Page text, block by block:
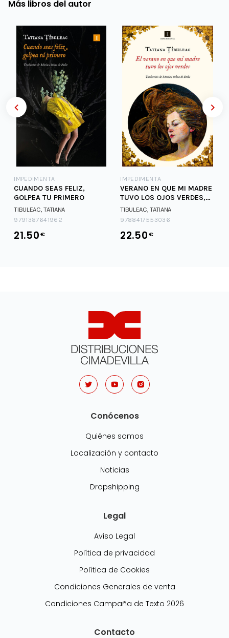
Más libros del autor
IMPEDIMENTA
CUANDO SEAS FELIZ,
GOLPEA TU PRIMERO
TIBULEAC, TATIANA
9791387641962
21.50€
IMPEDIMENTA
VERANO EN QUE MI MADRE
TUVO LOS OJOS VERDES,
EL
TIBULEAC, TATIANA
9788417553036
22.50€
Conócenos
Quiénes somos
Localización y contacto
Noticias
Dropshipping
Legal
Aviso Legal
Política de privacidad
Política de Cookies
Condiciones Generales de venta
Condiciones Campaña de Texto 2026
Contacto